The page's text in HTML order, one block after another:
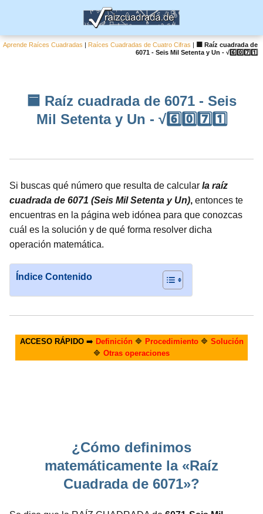
Aprende Raíces Cuadradas | Raíces Cuadradas de Cuatro Cifras |
🟦 Raíz cuadrada de
6071 - Seis Mil Setenta y Un - √6️⃣0️⃣7️⃣1️⃣
🟦 Raíz cuadrada de 6071 - Seis
Mil Setenta y Un - √6️⃣0️⃣7️⃣1️⃣
Si buscas qué número que resulta de calcular la raíz
cuadrada de 6071 (Seis Mil Setenta y Un), entonces te
encuentras en la página web idónea para que conozcas
cuál es la solución y de qué forma resolver dicha
operación matemática.
Índice Contenido
ACCESO RÁPIDO➡️ Definición🔷 Procedimiento🔷 Solución
🔷 Otras operaciones
¿Cómo definimos
matemáticamente la «Raíz
Cuadrada de 6071»?